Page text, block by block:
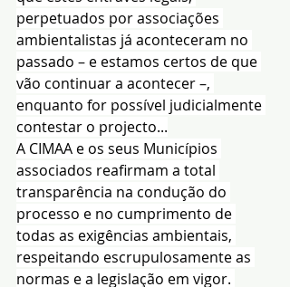
perpetuados por associações
ambientalistas já aconteceram no
passado – e estamos certos de que
vão continuar a acontecer –,
enquanto for possível judicialmente
contestar o projecto...
A CIMAA e os seus Municípios
associados reafirmam a total
transparência na condução do
processo e no cumprimento de
todas as exigências ambientais,
respeitando escrupulosamente as
normas e a legislação em vigor.